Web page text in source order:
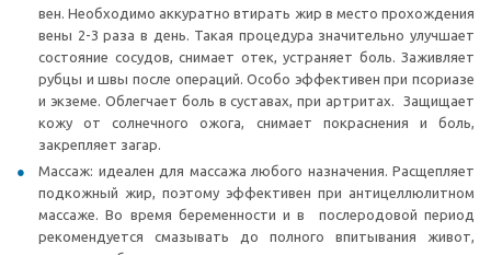
вен. Необходимо аккуратно втирать жир в место прохождения
вены 2-3 раза в день. Такая процедура значительно улучшает
состояние сосудов, снимает отек, устраняет боль. Заживляет
рубцы и швы после операций. Особо эффективен при псориазе
и экземе. Облегчает боль в суставах, при артритах. Защищает
кожу от солнечного ожога, снимает покраснения и боль,
закрепляет загар.
Массаж: идеален для массажа любого назначения. Расщепляет
подкожный жир, поэтому эффективен при антицеллюлитном
массаже. Во время беременности и в послеродовой период
рекомендуется смазывать до полного впитывания живот,